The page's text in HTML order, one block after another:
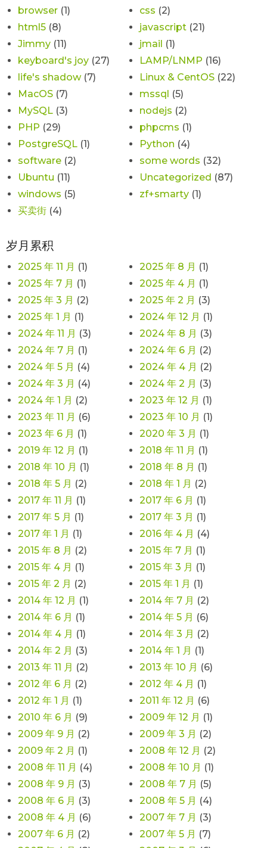
browser (1) css (2)
html5 (8) javascript (21)
Jimmy (11) jmail (1)
keyboard's joy (27) LAMP/LNMP (16)
life's shadow(7) Linux & CentOS (22)
MacOS (7) mssql (5)
MySQL (3) nodejs (2)
PHP (29) phpcms (1)
PostgreSQL (1) Python (4)
software (2) some words (32)
Ubuntu (11) Uncategorized (87)
windows (5) zf+smarty (1)
买卖街 (4)
岁月累积
2025 年 11 月 (1) 2025 年 8 月 (1)
2025 年 7 月 (1) 2025 年 4 月 (1)
2025 年 3 月 (2) 2025 年 2 月 (3)
2025 年 1 月 (1) 2024 年 12 月 (1)
2024 年 11 月 (3) 2024 年 8 月 (3)
2024 年 7 月 (1) 2024 年 6 月 (2)
2024 年 5 月 (4) 2024 年 4 月 (2)
2024 年 3 月 (4) 2024 年 2 月 (3)
2024 年 1 月 (2) 2023 年 12 月 (1)
2023 年 11 月 (6) 2023 年 10 月 (1)
2023 年 6 月 (1) 2020 年 3 月 (1)
2019 年 12 月 (1) 2018 年 11 月 (1)
2018 年 10 月 (1) 2018 年 8 月 (1)
2018 年 5 月 (2) 2018 年 1 月 (2)
2017 年 11 月 (1) 2017 年 6 月 (1)
2017 年 5 月 (1) 2017 年 3 月 (1)
2017 年 1 月 (1) 2016 年 4 月 (4)
2015 年 8 月 (2) 2015 年 7 月 (1)
2015 年 4 月 (1) 2015 年 3 月 (1)
2015 年 2 月 (2) 2015 年 1 月 (1)
2014 年 12 月 (1) 2014 年 7 月 (2)
2014 年 6 月 (1) 2014 年 5 月 (6)
2014 年 4 月 (1) 2014 年 3 月 (2)
2014 年 2 月 (3) 2014 年 1 月 (1)
2013 年 11 月 (2) 2013 年 10 月 (6)
2012 年 6 月 (2) 2012 年 4 月 (1)
2012 年 1 月 (1) 2011 年 12 月 (6)
2010 年 6 月 (9) 2009 年 12 月 (1)
2009 年 9 月 (2) 2009 年 3 月 (2)
2009 年 2 月 (1) 2008 年 12 月 (2)
2008 年 11 月 (4) 2008 年 10 月 (1)
2008 年 9 月 (3) 2008 年 7 月 (5)
2008 年 6 月 (3) 2008 年 5 月 (4)
2008 年 4 月 (6) 2007 年 7 月 (3)
2007 年 6 月 (2) 2007 年 5 月 (7)